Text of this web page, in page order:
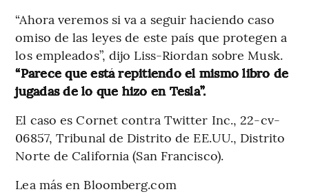
“Ahora veremos si va a seguir haciendo caso
omiso de las leyes de este país que protegen a
los empleados”, dijo Liss-Riordan sobre Musk.
“Parece que está repitiendo el mismo libro de
jugadas de lo que hizo en Tesla”.
El caso es Cornet contra Twitter Inc., 22-cv-
06857, Tribunal de Distrito de EE.UU., Distrito
Norte de California (San Francisco).
Lea más en Bloomberg.com